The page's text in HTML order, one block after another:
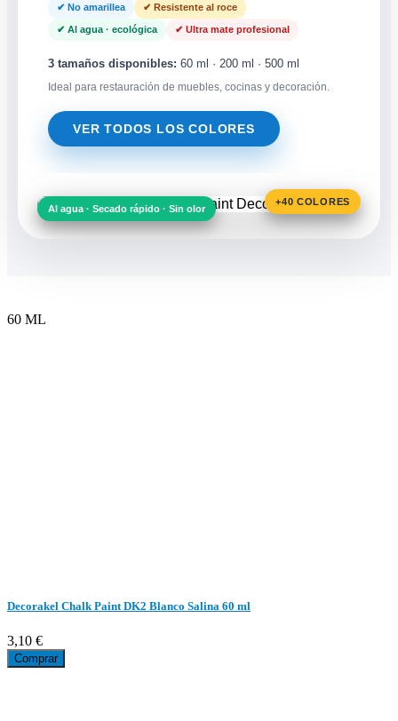
✔ No amarillea ✔ Resistente al roce
✔ Al agua · ecológica ✔ Ultra mate profesional
3 tamaños disponibles: 60 ml · 200 ml · 500 ml
Ideal para restauración de muebles, cocinas y decoración.
VER TODOS LOS COLORES
+40 COLORES
Al agua · Secado rápido · Sin olor
60 ML
Decorakel Chalk Paint DK2 Blanco Salina 60 ml
3,10 €
Comprar